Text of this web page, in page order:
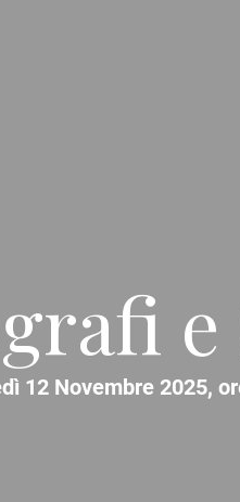
e
12 Novembre 2025,